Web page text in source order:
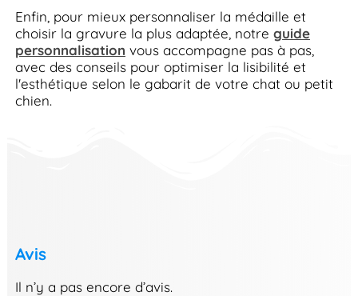
Enfin, pour mieux personnaliser la médaille et
choisir la gravure la plus adaptée, notre guide
personnalisation vous accompagne pas à pas,
avec des conseils pour optimiser la lisibilité et
l'esthétique selon le gabarit de votre chat ou petit
chien.
Avis
Il n’y a pas encore d’avis.